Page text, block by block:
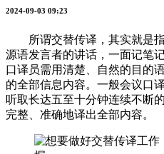
2024-09-03 09:23
所谓交替传译，其实就是指
源语发言者的讲话，一面记笔
口译员需用清楚、自然的目的
的全部信息内容。一般会议口
听取长达五至十分钟连续不断
完整、准确地译出全部内容。